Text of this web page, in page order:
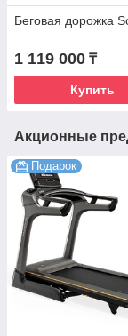
Беговая дорожка
1 119 000 ₸
Купить
Акционные
Подарок